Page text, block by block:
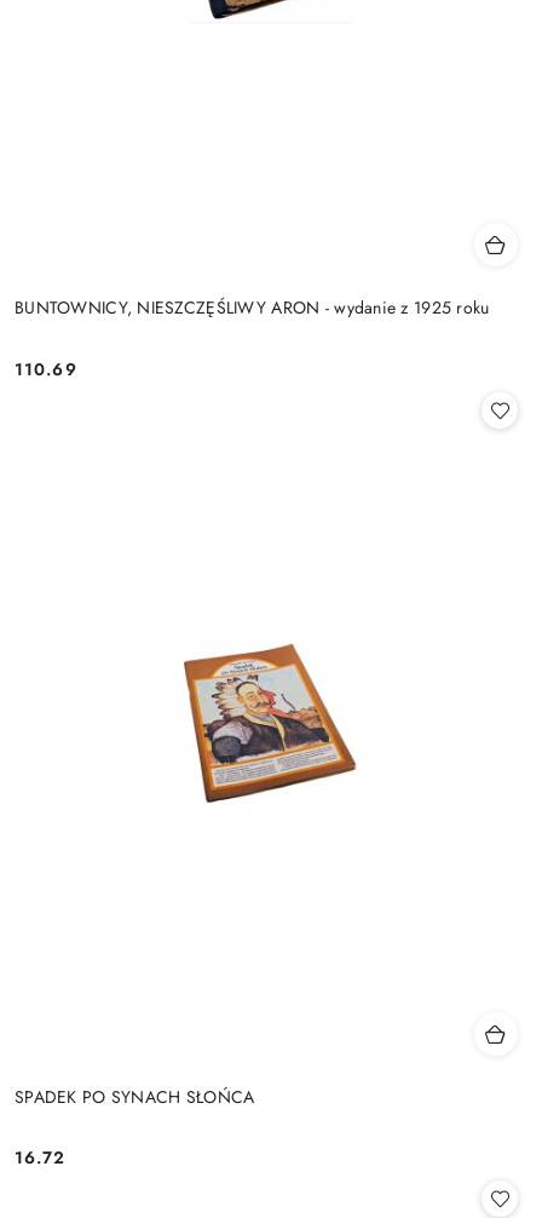
BUNTOWNICY, NIESZCZĘŚLIWY ARON - wydanie z 1925 roku
Cena:
110.69
SPADEK PO SYNACH SŁOŃCA
Cena:
16.72